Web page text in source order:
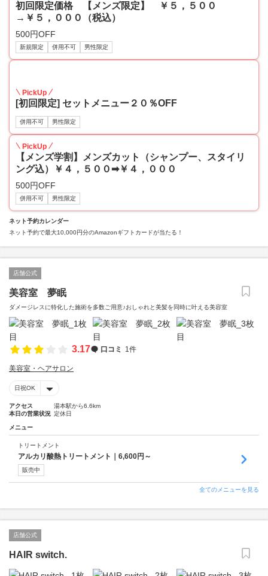
初回限定価格 【メンズ限定】 ￥５，５００
→￥５，０００（税込）
500円OFF
新規限定 併用不可 男性限定
PickUp
[初回限定] セットメニュー２０％OFF
併用不可 男性限定
PickUp
【メンズ学割】メンズカット（シャンプー、スタイリ
ング込）￥４，５００➡￥４，０００
500円OFF
併用不可 男性限定
ネット予約カレンダー
ネット予約で最大10,000円分のAmazonギフトカードが当たる！
店舗公式
美容室 夢眠
ダメージレスに特化した施術を多数ご用意♪おしゃれと美髪を同時に叶える美容室
3.17 口コミ 1件
美容室・ヘアサロン
日祝OK
アクセス
湯本駅から6.6km
本日の営業状況 定休日
メニュー
トリートメント
アルカリ酸熱トリートメント｜6,600円～
販売中
全てのメニューを見る
店舗公式
HAIR switch.